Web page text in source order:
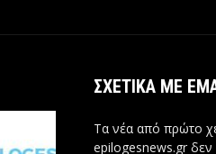
ΣΧΕΤΙΚΆ ΜΕ
Τα νέα από πρώτο
epilogesnews.gr δεν